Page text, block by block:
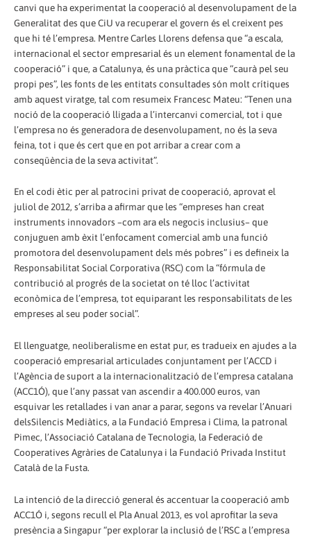
canvi que ha experimentat la cooperació al desenvolupament de la
Generalitat des que CiU va recuperar el govern és el creixent pes
que hi té l’empresa. Mentre Carles Llorens defensa que “a escala,
internacional el sector empresarial és un element fonamental de la
cooperació” i que, a Catalunya, és una pràctica que “caurà pel seu
propi pes”, les fonts de les entitats consultades són molt crítiques
amb aquest viratge, tal com resumeix Francesc Mateu: “Tenen una
noció de la cooperació lligada a l’intercanvi comercial, tot i que
l’empresa no és generadora de desenvolupament, no és la seva
feina, tot i que és cert que en pot arribar a crear com a
conseqüència de la seva activitat”.
En el codi ètic per al patrocini privat de cooperació, aprovat el
juliol de 2012, s’arriba a afirmar que les “empreses han creat
instruments innovadors –com ara els negocis inclusius– que
conjuguen amb èxit l’enfocament comercial amb una funció
promotora del desenvolupament dels més pobres” i es defineix la
Responsabilitat Social Corporativa (RSC) com la “fórmula de
contribució al progrés de la societat on té lloc l’activitat
econòmica de l’empresa, tot equiparant les responsabilitats de les
empreses al seu poder social”.
El llenguatge, neoliberalisme en estat pur, es tradueix en ajudes a la
cooperació empresarial articulades conjuntament per l’ACCD i
l’Agència de suport a la internacionalització de l’empresa catalana
(ACC1Ó), que l’any passat van ascendir a 400.000 euros, van
esquivar les retallades i van anar a parar, segons va revelar l’Anuari
delsSilencis Mediàtics, a la Fundació Empresa i Clima, la patronal
Pimec, l’Associació Catalana de Tecnologia, la Federació de
Cooperatives Agràries de Catalunya i la Fundació Privada Institut
Català de la Fusta.
La intenció de la direcció general és accentuar la cooperació amb
ACC1Ó i, segons recull el Pla Anual 2013, es vol aprofitar la seva
presència a Singapur “per explorar la inclusió de l’RSC a l’empresa